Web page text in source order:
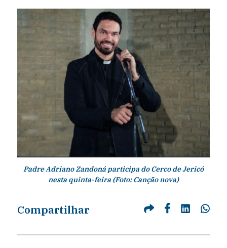
Padre Adriano Zandoná participa do Cerco de Jericó
nesta quinta-feira (Foto: Canção nova)
Compartilhar